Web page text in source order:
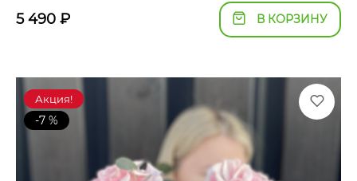
5 490 ₽ В КОРЗИНУ
Акция!
-7 %